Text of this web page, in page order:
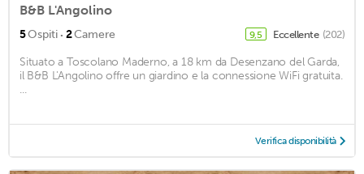
B&B L'Angolino
5Ospiti · 2Camere 9,5 Eccellente (202)
Situato a Toscolano Maderno, a 18 km da Desenzano del Garda,
il B&B L'Angolino offre un giardino e la connessione WiFi gratuita.
...
Verifica disponibilità